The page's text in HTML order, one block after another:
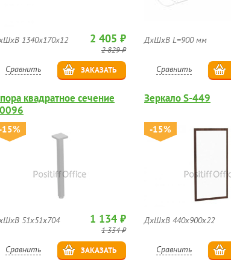
1340х170х12 2 405 ₽
2 829 ₽
Сравнить ЗАКАЗАТЬ
ДхШхВ L=900 мм
Сравнить
квадратное сечение
15%
51х51х704 1 134 ₽
1 334 ₽
Сравнить ЗАКАЗАТЬ
Зеркало S-449
-15%
ДхШхВ 440х900х22
Сравнить